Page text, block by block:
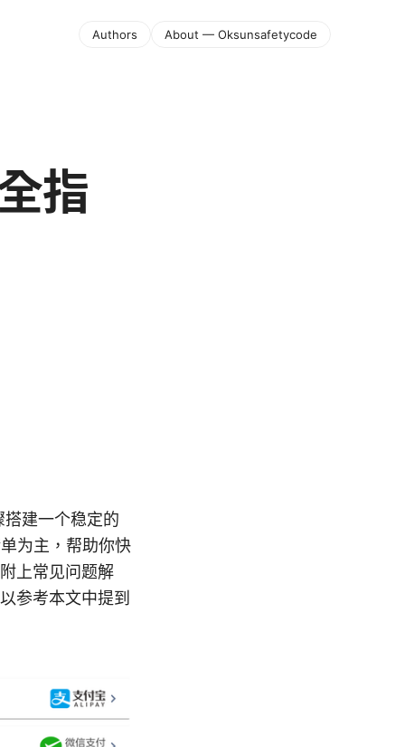
Authors About — Oksunsafetycode
指
建一个稳定的
为主，帮助你快
上常见问题解
参考本文中提到